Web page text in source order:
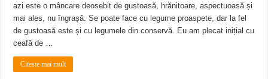
azi este o mâncare deosebit de gustoasă, hrănitoare, aspectuoasă și
mai ales, nu îngrașă. Se poate face cu legume proaspete, dar la fel
de gustoasă este și cu legumele din conservă. Eu am plecat inițial cu
ceafă de …
Citeste mai mult